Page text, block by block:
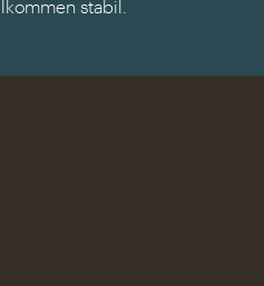
stabil.